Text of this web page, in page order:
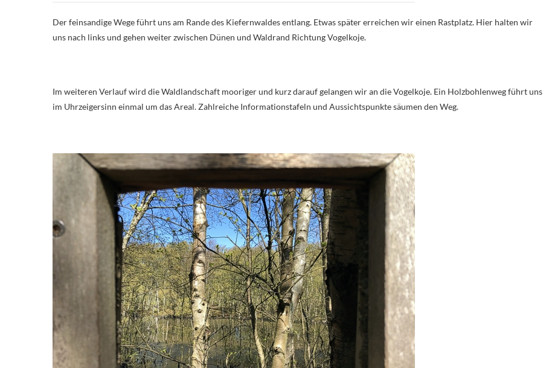
Der feinsandige Wege führt uns am Rande des Kiefernwaldes entlang. Etwas später erreichen wir einen Rastplatz. Hier halten wir
uns nach links und gehen weiter zwischen Dünen und Waldrand Richtung Vogelkoje.
Im weiteren Verlauf wird die Waldlandschaft mooriger und kurz darauf gelangen wir an die Vogelkoje. Ein Holzbohlenweg führt uns
im Uhrzeigersinn einmal um das Areal. Zahlreiche Informationstafeln und Aussichtspunkte säumen den Weg.